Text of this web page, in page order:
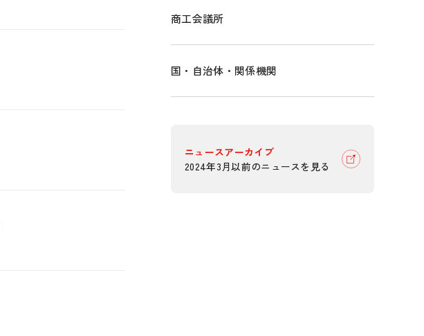
商工会議所
国・自治体・関係機関
ニュースアーカイブ
2024年3月以前のニュースを見る